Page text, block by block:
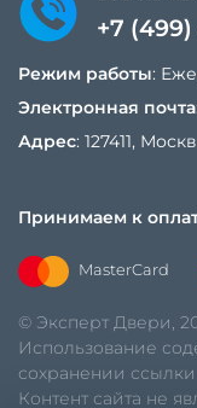
+7
Режим работы:
Электронная почта:
Адрес: 127411,
Принимаем к
MasterCard
© Эксперт Двери,
Использование
сохранении
Контент сайта не